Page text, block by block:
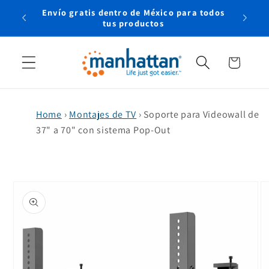
directamente
Envío gratis dentro de México para todos
tus productos
Carrito
Home › Montajes de TV › Soporte para Videowall de
37" a 70" con sistema Pop-Out
a la
información